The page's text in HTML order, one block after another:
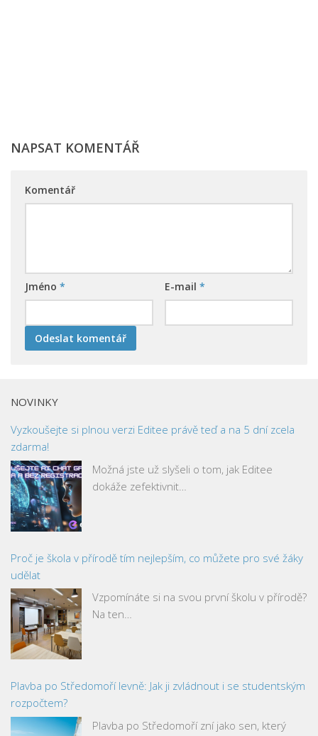
NAPSAT KOMENTÁŘ
Komentář
Jméno * E-mail *
NOVINKY
Vyzkoušejte si plnou verzi Editee právě teď a na 5 dní zcela
zdarma!
Možná jste už slyšeli o tom, jak Editee
dokáže zefektivnit…
Proč je škola v přírodě tím nejlepším, co můžete pro své žáky
udělat
Vzpomínáte si na svou první školu v přírodě?
Na ten…
Plavba po Středomoří levně: Jak ji zvládnout i se studentským
rozpočtem?
Plavba po Středomoří zní jako sen, který